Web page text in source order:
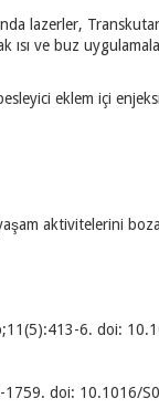
lazerler,
ve buz
eklem içi
aktivitelerini
6. doi:
1759. doi: 10.1016/